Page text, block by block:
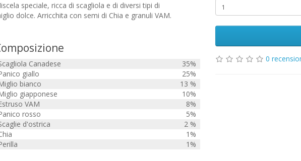
speciale, ricca di scagliola e di diversi tipi di
dolce. Arricchita con semi di Chia e granuli VAM.
Canadese
35%
giallo
25%
bianco
13 %
giapponese
10%
VAM
8%
rosso
5%
d'ostrica
2 %
1%
1%
0